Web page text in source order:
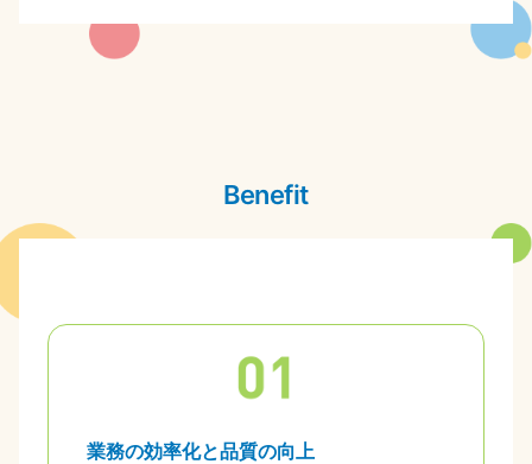
Benefit
業務の効率化と品質の向上